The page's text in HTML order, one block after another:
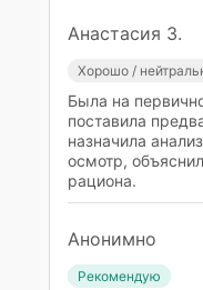
Анастасия З.
Хорошо /
Была на
поставила
назначила
осмотр,
рациона.
Анонимно
Рекомендую